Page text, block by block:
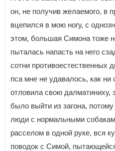
он, не получив желаемого,
вцепился в мою ногу, с
этом, большая Симона тоже
пыталась напасть на него
сотни противоестественных
пса мне не удавалось, как ни
отловила свою далматиниху,
было выйти из загона,
люди с нормальными
расселом в одной руке, вся
поводок с Симой,